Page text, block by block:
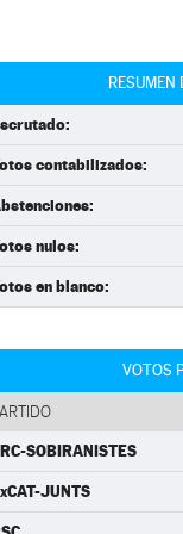
RESUMEN
contabilizados:
nulos:
en blanco:
VOTOS
SOBIRANISTES
JUNTS